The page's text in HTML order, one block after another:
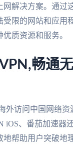
网解决方案。通过
受限的网站和应用
质资源和服务。
畅通
外访问中国网络资
iOS、番茄加速器
地帮助用户突破地